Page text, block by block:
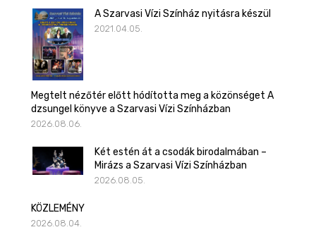
A Szarvasi Vízi Színház nyitásra készül
2021.04.05.
Megtelt nézőtér előtt hódította meg a közönséget A
dzsungel könyve a Szarvasi Vízi Színházban
2026.08.06.
Két estén át a csodák birodalmában –
Mirázs a Szarvasi Vízi Színházban
2026.08.05.
KÖZLEMÉNY
2026.08.04.